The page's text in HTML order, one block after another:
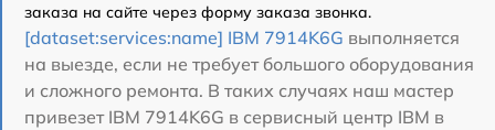
заказа на сайте через форму заказа звонка.
[dataset:services:name] IBM 7914K6G выполняется
на выезде, если не требует большого оборудования
и сложного ремонта. В таких случаях наш мастер
привезет IBM 7914K6G в сервисный центр IBM в